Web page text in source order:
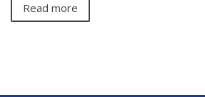
Read more